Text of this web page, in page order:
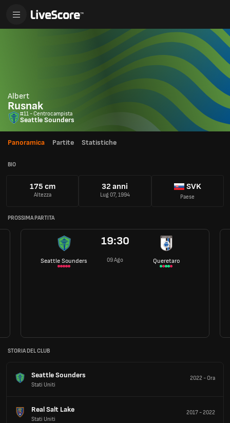
Albert
Rusnak
#11 - Centrocampista
Seattle Sounders
Panoramica Partite Statistiche
BIO
175 cm
Altezza
32 anni
Lug 07, 1994
SVK
Paese
PROSSIMA PARTITA
Seattle Sounders
19:30
09 Ago Queretaro
STORIA DEL CLUB
Seattle Sounders
Stati Uniti
2022-Ora
Real Salt Lake
Stati Uniti
2017-2022